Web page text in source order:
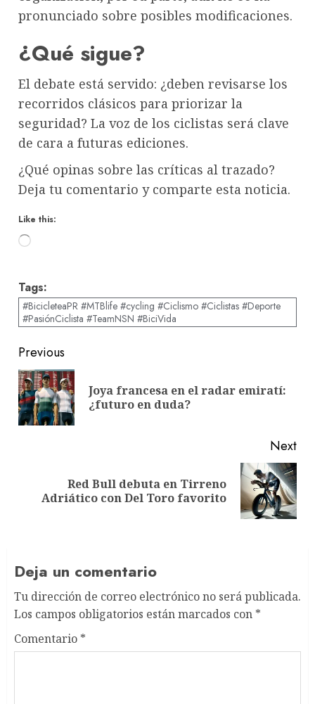
pronunciado sobre posibles modificaciones.
¿Qué sigue?
El debate está servido: ¿deben revisarse los
recorridos clásicos para priorizar la
seguridad? La voz de los ciclistas será clave
de cara a futuras ediciones.
¿Qué opinas sobre las críticas al trazado?
Deja tu comentario y comparte esta noticia.
Like this:
Loading…
Tags:
#BicicleteaPR #MTBlife #cycling #Ciclismo #Ciclistas #Deporte
#PasiónCiclista #TeamNSN #BiciVida
Post
navigation
Previous
Joya francesa en el radar emiratí:
¿futuro en duda?
Next
post:
Red Bull debuta en Tirreno
Adriático con Del Toro favorito
Deja un comentario
Tu dirección de correo electrónico no será publicada.
Los campos obligatorios están marcados con *
Comentario *